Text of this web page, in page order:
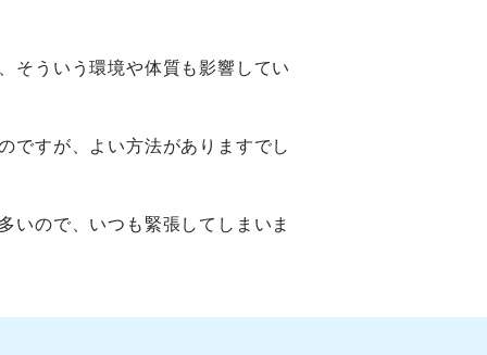
そういう環境や体質も影響してい
ですが、よい方法がありますでし
いので、いつも緊張してしまいま